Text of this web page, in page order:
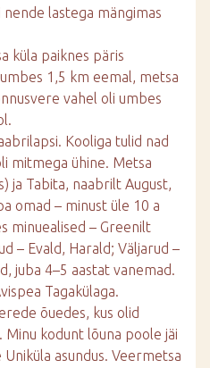
lastega mängimas
küla paiknes päris
1,5 km eemal, metsa
vahel oli umbes
Kooliga tulid nad
mitmega ühine. Metsa
ja Tabita, naabrilt August,
omad – minust üle 10 a
minuealised – Greenilt
– Evald, Harald; Väljarud –
juba 4–5 aastat vanemad.
Tagakülaga.
õuedes, kus olid
kodunt lõuna poole jäi
asundus. Veermetsa